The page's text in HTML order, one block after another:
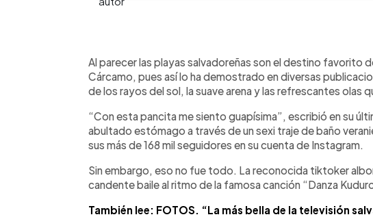
► Escuchar artículo
Al parecer las playas salvadoreñas son el destino favorito
Cárcamo, pues así lo ha demostrado en diversas
de los rayos del sol, la suave arena y las refrescantes olas
“Con esta pancita me siento guapísima”, escribió en su
abultado estómago a través de un sexi traje de baño
sus más de 168 mil seguidores en su cuenta de Instagram.
Sin embargo, eso no fue todo. La reconocida tiktoker
candente baile al ritmo de la famosa canción “Danza
También lee: FOTOS. “La más bella de la televisión